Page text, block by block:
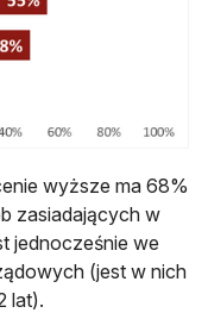
wyższe ma 68%
zasiadających w
jednocześnie we
(jest w nich
lat).